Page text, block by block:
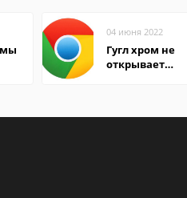
04 июня 2022
Гугл хром не
открывает